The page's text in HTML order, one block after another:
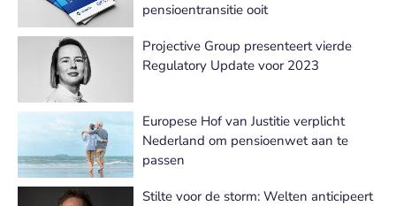
pensioentransitie ooit
Projective Group presenteert vierde
Regulatory Update voor 2023
Europese Hof van Justitie verplicht
Nederland om pensioenwet aan te
passen
Stilte voor de storm: Welten anticipeert